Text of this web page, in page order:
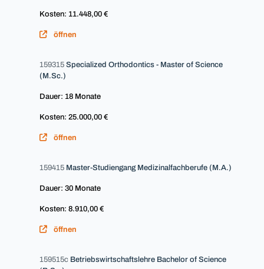
Kosten: 11.448,00 €
öffnen
159315 Specialized Orthodontics - Master of Science
(M.Sc.)
Dauer: 18 Monate
Kosten: 25.000,00 €
öffnen
159415 Master-Studiengang Medizinalfachberufe (M.A.)
Dauer: 30 Monate
Kosten: 8.910,00 €
öffnen
159515c Betriebswirtschaftslehre Bachelor of Science